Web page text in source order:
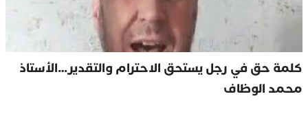
كلمة حق في رجل يستحق الاحترام والتقدير…الأستاذ
محمد الوظاف